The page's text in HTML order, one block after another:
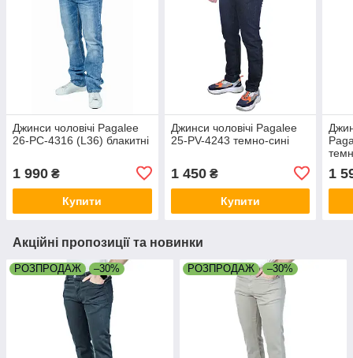
Джинси чоловічі Pagalee
26-PC-4316 (L36) блакитні
1 990 ₴
Купити
Джинси чоловічі Pagalee
25-PV-4243 темно-сині
1 450₴
Купити
1
Акційні пропозиції та новинки
РОЗПРОДАЖ –30% РОЗПРОДАЖ –30%